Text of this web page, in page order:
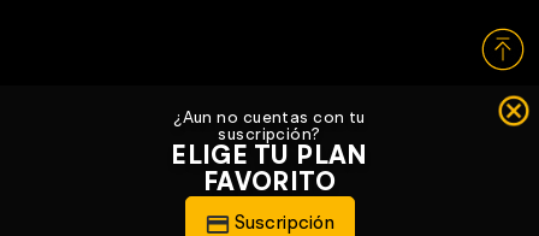
¿Aun no cuentas con tu
suscripción?
ELIGE TU PLAN
FAVORITO
Suscripción